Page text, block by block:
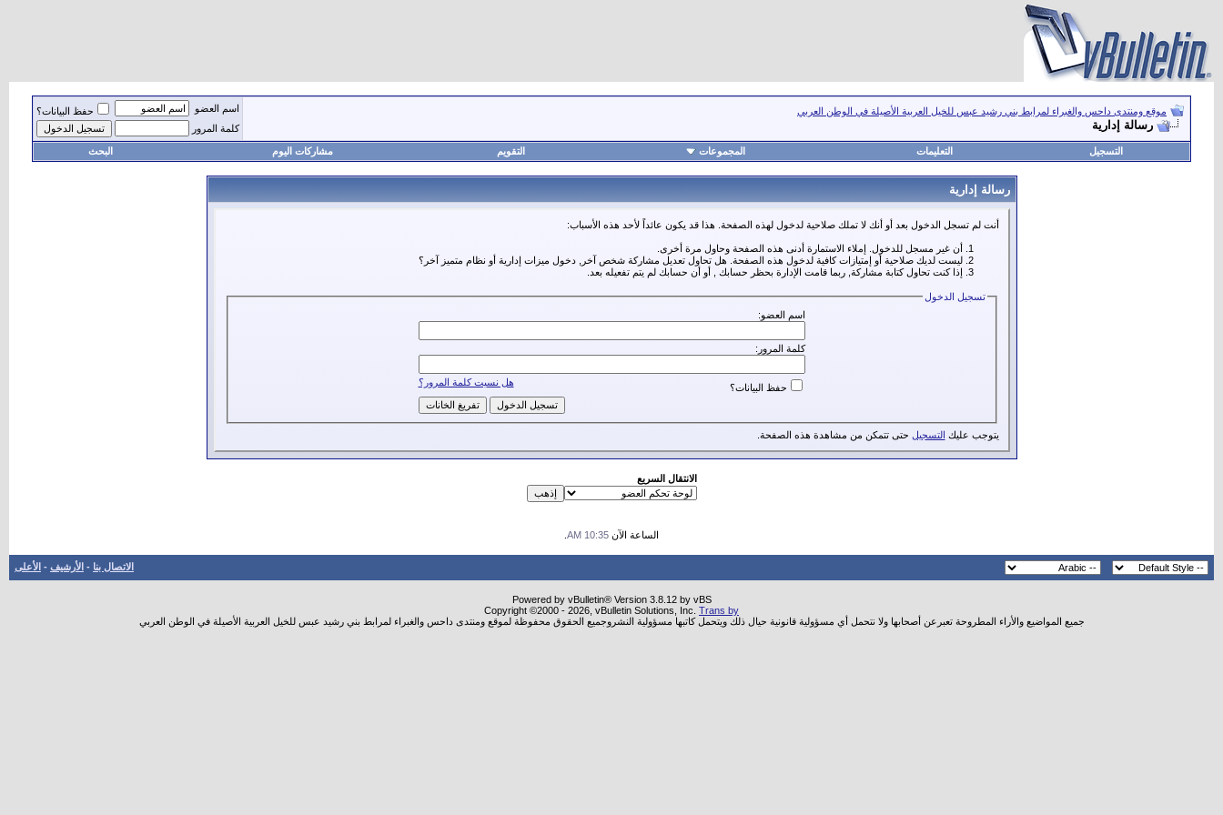
موقع ومنتدى داحس والغبراء لمرابط بني رشيد عبس للخيل العربية الأصيلة في الوطن العربي
رسالة إدارية
اسم العضو
حفظ البيانات؟
كلمة المرور
التسجيل التعليمات المجموعات التقويم مشاركات اليوم البحث
رسالة إدارية
أنت لم تسجل الدخول بعد أو أنك لا تملك صلاحية لدخول لهذه الصفحة. هذا قد يكون عائداً لأحد هذه الأسباب:
أن غير مسجل للدخول. إملاء الاستمارة أدنى هذه الصفحة وحاول مرة أخرى.
ليست لديك صلاحية أو إمتيازات كافية لدخول هذه الصفحة. هل تحاول تعديل مشاركة شخص آخر, دخول ميزات إدارية أو نظام متميز آخر؟
إذا كنت تحاول كتابة مشاركة, ربما قامت الإدارة بحظر حسابك , أو أن حسابك لم يتم تفعيله بعد.
تسجيل الدخول
اسم العضو:
كلمة المرور:
هل نسيت كلمة المرور؟ حفظ البيانات؟
يتوجب عليك التسجيل حتى تتمكن من مشاهدة هذه الصفحة.
الانتقال السريع
الساعة الآن 10:35 AM
الاتصال بنا - الأرشيف - الأعلى
Powered by vBulletin® Version 3.8.12 by vBS
Copyright ©2000 - 2026, vBulletin Solutions, Inc. Trans by
جميع المواضيع والأراء المطروحة تعبرعن أصحابها ولا نتحمل أي مسؤولية قانونية حيال ذلك ويتحمل كاتبها مسؤولية النشروجميع الحقوق محفوظة لموقع ومنتدى داحس والغبراء لمرابط بني رشيد عبس للخيل العربية الأصيلة في الوطن العربي